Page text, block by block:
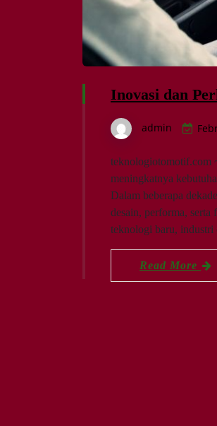
Inovasi dan
admin
teknologiotomotif.com
meningkatnya
Dalam beberapa
desain, performa,
teknologi baru,
Read More